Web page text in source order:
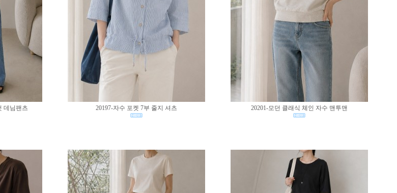
데님팬츠 20197-자수 포켓 7부 줄지 셔츠 20201-모던 클래식 체인 자수 맨투맨